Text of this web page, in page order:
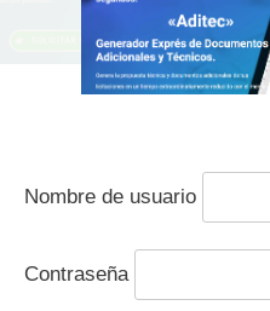
Nombre de usuario
Contraseña